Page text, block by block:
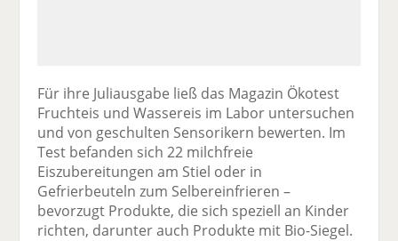
Für ihre Juliausgabe ließ das Magazin Ökotest
Fruchteis und Wassereis im Labor untersuchen
und von geschulten Sensorikern bewerten. Im
Test befanden sich 22 milchfreie
Eiszubereitungen am Stiel oder in
Gefrierbeuteln zum Selbereinfrieren –
bevorzugt Produkte, die sich speziell an Kinder
richten, darunter auch Produkte mit Bio-Siegel.